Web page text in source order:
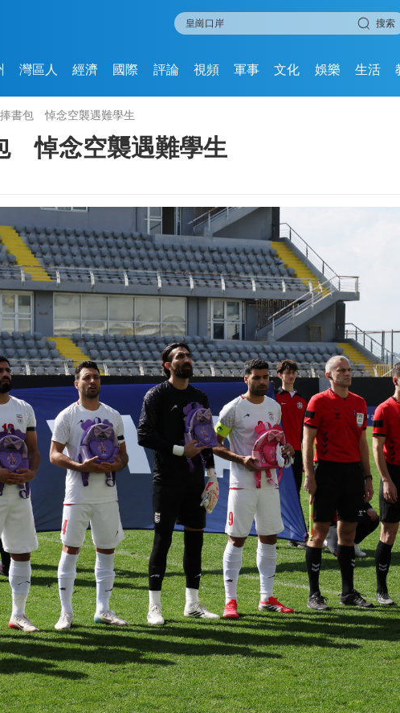
搜索
灣區人 經濟 國際 評論 視頻 軍事 文化 娛樂 生活
書包 悼念空襲遇難學生
悼念空襲遇難學生